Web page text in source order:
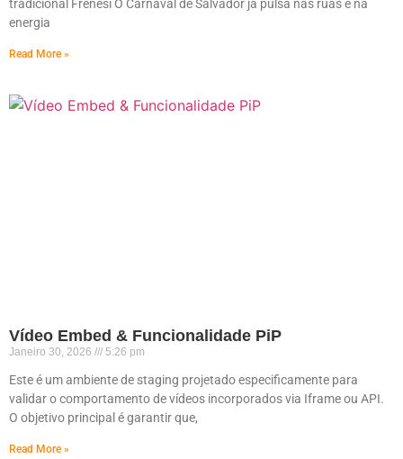
tradicional Frenesi O Carnaval de Salvador já pulsa nas ruas e na
energia
Read More »
Vídeo Embed & Funcionalidade PiP
Janeiro 30, 2026 5:26 pm
Este é um ambiente de staging projetado especificamente para
validar o comportamento de vídeos incorporados via Iframe ou API.
O objetivo principal é garantir que,
Read More »